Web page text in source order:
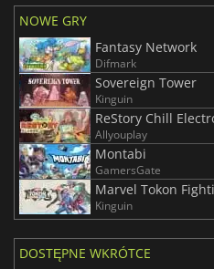
NOWE GRY
Fantasy Network
Difmark
Sovereign Tower
Kinguin
ReStory Chill
Allyouplay
Montabi
GamersGate
Marvel Tokon
Kinguin
DOSTĘPNE WKRÓTCE